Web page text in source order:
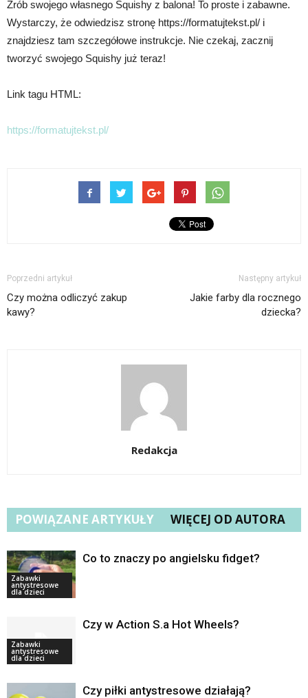
Zrób swojego własnego Squishy z balona! To proste i zabawne.
Wystarczy, że odwiedzisz stronę https://formatujtekst.pl/ i
znajdziesz tam szczegółowe instrukcje. Nie czekaj, zacznij
tworzyć swojego Squishy już teraz!
Link tagu HTML:
https://formatujtekst.pl/
Poprzedni artykuł
Czy można odliczyć zakup
kawy?
Następny artykuł
Jakie farby dla rocznego
dziecka?
Redakcja
POWIĄZANE ARTYKUŁY WIĘCEJ OD AUTORA
Zabawki
antystresowe
dla dzieci
Co to znaczy po angielsku fidget?
Zabawki
antystresowe
dla dzieci
Czy w Action S.a Hot Wheels?
Czy piłki antystresowe działają?